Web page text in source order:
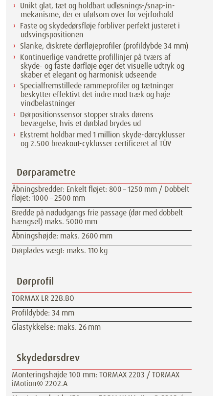
Unikt glat, tæt og holdbart udløsnings-/snap-in-
mekanisme, der er ufølsom over for vejrforhold
Faste og skydedørsfløje forbliver perfekt justeret i
udsvingspositionen
Slanke, diskrete dørfløjeprofiler (profildybde 34 mm)
Kontinuerlige vandrette profillinjer på tværs af
skyde- og faste dørfløje øger det visuelle udtryk og
skaber et elegant og harmonisk udseende
Specialfremstillede rammeprofiler og tætninger
beskytter effektivt det indre mod træk og høje
vindbelastninger
Dørpositionssensor stopper straks dørens
bevægelse, hvis et dørblad brydes ud
Ekstremt holdbar med 1 million skyde-dørcyklusser
og 2.500 breakout-cyklusser certificeret af TÜV
Dørparametre
Åbningsbredder: Enkelt fløjet: 800 – 1250 mm / Dobbelt
fløjet: 1000 – 2500 mm
Bredde på nødudgangs frie passage (dør med dobbelt
hængsel) maks. 5000 mm
Åbningshøjde: maks. 2600 mm
Dørplades vægt: maks. 110 kg
Dørprofil
TORMAX LR 22B.BO
Profildybde: 34 mm
Glastykkelse: maks. 26 mm
Skydedørsdrev
Monteringshøjde 100 mm: TORMAX 2203 / TORMAX
iMotion® 2202.A